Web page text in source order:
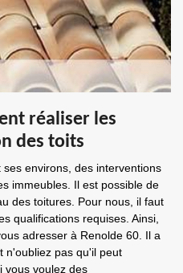
réaliser les
des toits
environs, des interventions
immeubles. Il est possible de
des toitures. Pour nous, il faut
qualifications requises. Ainsi,
adresser à Renolde 60. Il a
n'oubliez pas qu'il peut
vous voulez des